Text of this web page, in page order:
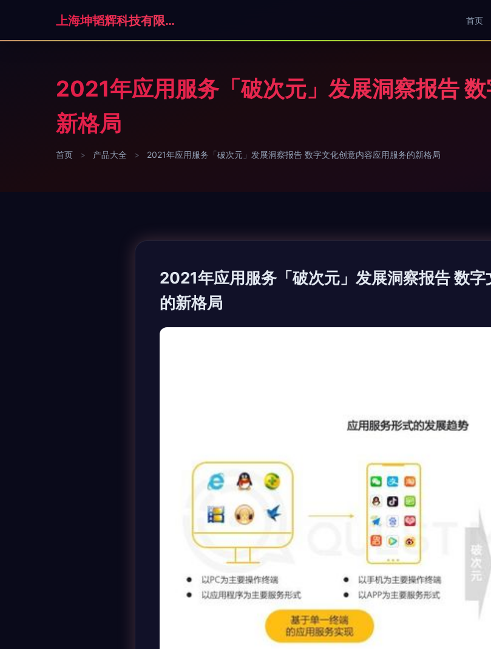
上海坤韬辉科技有限公司 首页
2021年应用服务「破次元」发展洞察报告
新格局
首页 > 产品大全 > 2021年应用服务「破次元」发展洞察报告 数字文化创意内容应用服务的新格局
2021年应用服务「破次元」发展洞察报告 数
的新格局